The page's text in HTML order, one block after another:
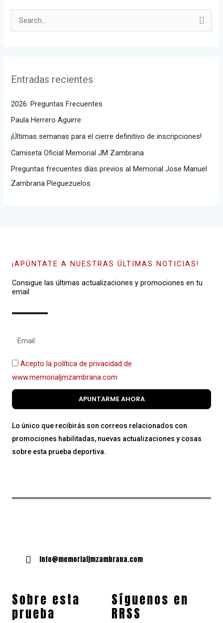
a
o
r
:
Entradas recientes
2026: Preguntas Frecuentes
Paula Herrero Aguirre
¡Últimas semanas para el cierre definitivo de inscripciones!
Camiseta Oficial Memorial JM Zambrana
Preguntas frecuentes días previos al Memorial Jose Manuel
Zambrana Pleguezuelos
¡APÚNTATE A NUESTRAS ÚLTIMAS NOTICIAS!
Consigue las últimas actualizaciones y promociones en tu
email
Acepto la política de privacidad de
www.memorialjmzambrana.com
APUNTARME AHORA
Lo único que recibirás son correos relacionados con
promociones habilitadas, nuevas actualizaciones y cosas
sobre esta prueba deportiva.
info@memorialjmzambrana.com
Sobre esta
prueba
Síguenos en
RRSS